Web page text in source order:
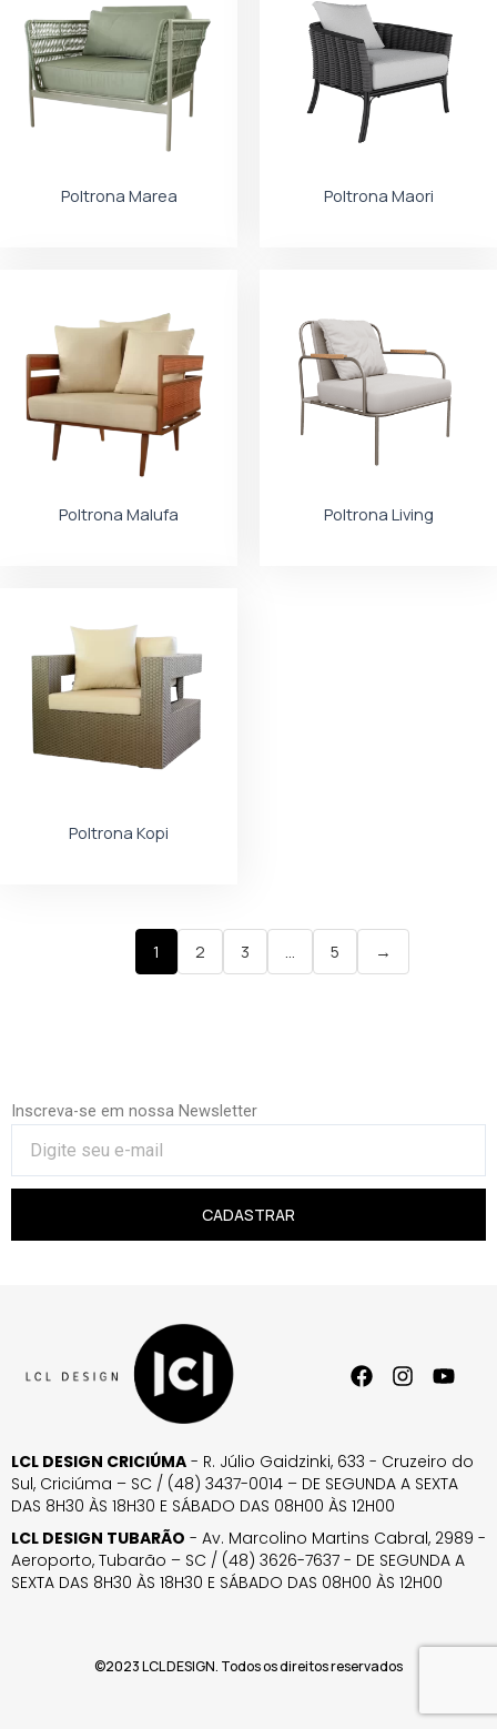
Poltrona Marea Poltrona Maori
Poltrona Malufa Poltrona Living
Poltrona Kopi
1 2 3 … 5 →
Inscreva-se em nossa Newsletter
CADASTRAR
LCL DESIGN CRICIÚMA - R. Júlio Gaidzinki, 633 - Cruzeiro do
Sul, Criciúma – SC / (48) 3437-0014 – DE SEGUNDA A SEXTA
DAS 8H30 ÀS 18H30 E SÁBADO DAS 08H00 ÀS 12H00
LCL DESIGN TUBARÃO - Av. Marcolino Martins Cabral, 2989 -
Aeroporto, Tubarão – SC / (48) 3626-7637 - DE SEGUNDA A
SEXTA DAS 8H30 ÀS 18H30 E SÁBADO DAS 08H00 ÀS 12H00
©2023 LCL DESIGN. Todos os direitos reservados